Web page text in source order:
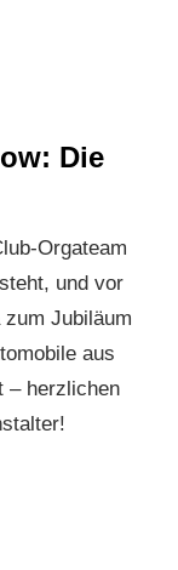
Die
Orgateam
und vor
Jubiläum
aus
– herzlichen